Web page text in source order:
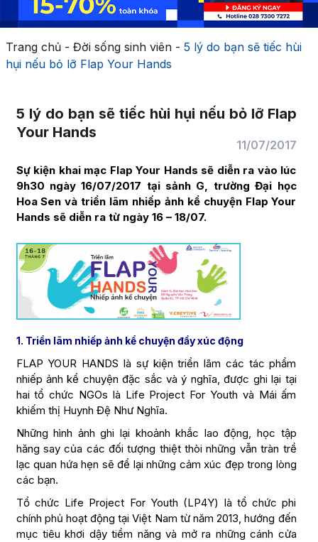
Trang chủ- Đời sống sinh viên- 5 lý do bạn sẽ tiếc hùi
hụi nếu bỏ lỡ Flap Your Hands
5 lý do bạn sẽ tiếc hùi hụi nếu bỏ lỡ Flap
Your Hands
11/07/2017
Sự kiện khai mạc Flap Your Hands sẽ diễn ra vào lúc
9h30 ngày 16/07/2017 tại sảnh G, trường Đại học
Hoa Sen và triển lãm nhiếp ảnh kể chuyện Flap Your
Hands sẽ diễn ra từ ngày 16 – 18/07.
1. Triển lãm nhiếp ảnh kể chuyện đầy xúc động
FLAP YOUR HANDS là sự kiện triển lãm các tác phẩm
nhiếp ảnh kể chuyện đặc sắc và ý nghĩa, được ghi lại tại
hai tổ chức NGOs là Life Project For Youth và Mái ấm
khiếm thị Huynh Đệ Như Nghĩa.
Những hình ảnh ghi lại khoảnh khắc lao động, học tập
hăng say của các đối tượng thiệt thòi những vẫn tràn trề
lạc quan hứa hẹn sẽ để lại những cảm xúc đẹp trong lòng
các bạn.
Tổ chức Life Project For Youth (LP4Y) là tổ chức phi
chính phủ hoạt động tại Việt Nam từ năm 2013, hướng đến
mục tiêu khơi dậy tiềm năng và mở ra những cánh cửa